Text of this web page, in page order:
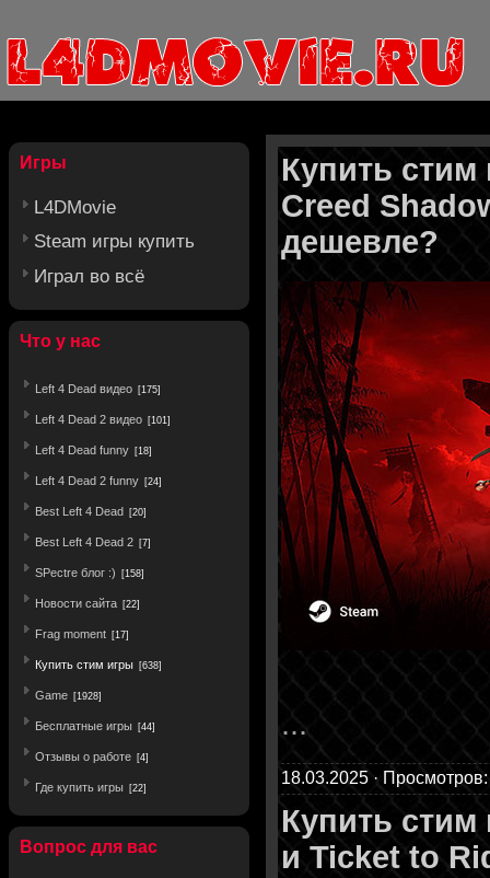
Игры
L4DMovie
Steam игры купить
Играл во всё
Что у нас
Left 4 Dead видео [175]
Left 4 Dead 2 видео [101]
Left 4 Dead funny [18]
Left 4 Dead 2 funny [24]
Best Left 4 Dead [20]
Best Left 4 Dead 2 [7]
SPectre блог :) [158]
Новости сайта [22]
Frag moment [17]
Купить стим игры [638]
Game [1928]
Бесплатные игры [44]
Отзывы о работе [4]
Где купить игры [22]
Вопрос для вас
Купить стим
Creed
дешевле?
...
18.03.2025 ·
Купить стим
и Ticket to